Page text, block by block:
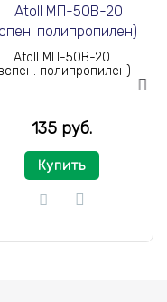
Atoll МП-50В-20
полипропилен)
135 руб.
Купить